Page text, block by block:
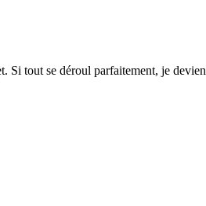
franchisés exploitent plusieurs
Si tout se déroul parfaitement, je